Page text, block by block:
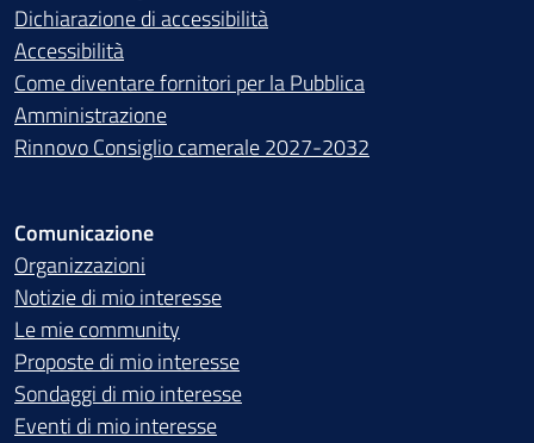
Dichiarazione di accessibilità
Accessibilità
Come diventare fornitori per la Pubblica
Amministrazione
Rinnovo Consiglio camerale 2027-2032
Comunicazione
Organizzazioni
Notizie di mio interesse
Le mie community
Proposte di mio interesse
Sondaggi di mio interesse
Eventi di mio interesse